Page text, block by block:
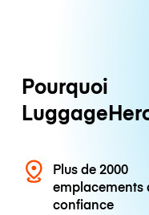
Pourquoi
Plus de 2000
emplacements
confiance